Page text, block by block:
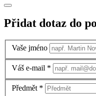
Přidat dotaz do
Vaše jméno
Váš e-mail *
Předmět *